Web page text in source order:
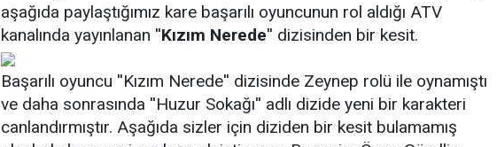
aşağıda paylaştığımız kare başarılı oyuncunun rol aldığı ATV
kanalında yayınlanan ''Kızım Nerede'' dizisinden bir kesit.
Başarılı oyuncu ''Kızım Nerede'' dizisinde Zeynep rolü ile oynamıştı
ve daha sonrasında ''Huzur Sokağı'' adlı dizide yeni bir karakteri
canlandırmıştır. Aşağıda sizler için diziden bir kesit bulamamış